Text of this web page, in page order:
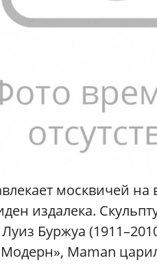
москвичей
издалека.
Буржуа
Maman